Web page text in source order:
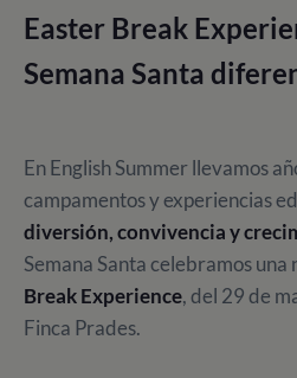
Easter Break
Semana Santa
En English Summer llevamos
campamentos y experiencias
diversión, convivencia y
Semana Santa celebramos una
Break Experience, del 29 de
Finca Prades.